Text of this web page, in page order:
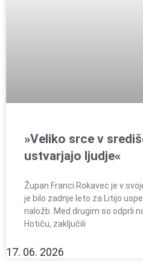
»Veliko srce v
ustvarjajo ljudje«
Župan Franci Rokavec je v
je bilo zadnje leto za Litijo
naložb. Med drugim so odprli
Hotiču, zaključili
17. 06. 2026